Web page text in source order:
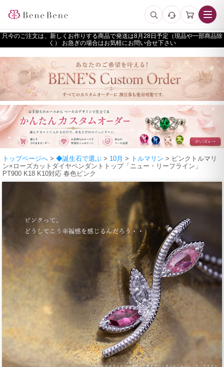
只今のご注文は、新しくお作りする商品で発送は
予定（現品や一部商品除
く） お急ぎの場合はお気軽にお問い合せ下さい
トップページへ > ◆誕生石で選ぶ > 10月 > トルマリン > ピンクトルマリ
ン×ローズカットダイヤペンダントトップ「ニュー・リーフライン」
PT900 K18 K10対応 春色ピンク